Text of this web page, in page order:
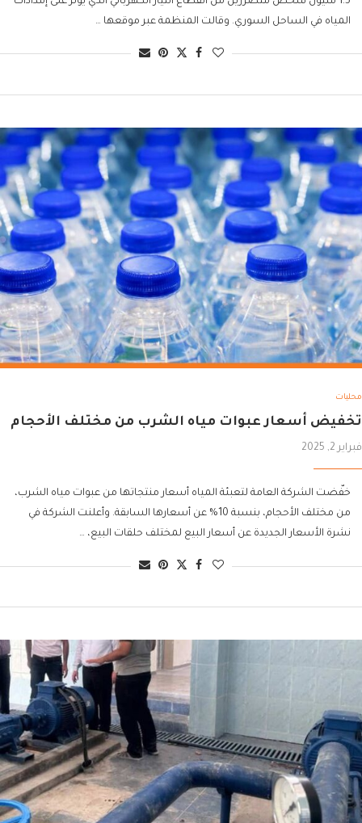
المياه في الساحل السوري. وقالت المنظمة عبر موقعها …
محليات
تخفيض أسعار عبوات مياه الشرب من مختلف الأحجام
فبراير 2, 2025
خفّضت الشركة العامة لتعبئة المياه أسعار منتجاتها من عبوات مياه الشرب،
من مختلف الأحجام، بنسبة 10% عن أسعارها السابقة. وأعلنت الشركة في
نشرة الأسعار الجديدة عن أسعار البيع لمختلف حلقات البيع، …